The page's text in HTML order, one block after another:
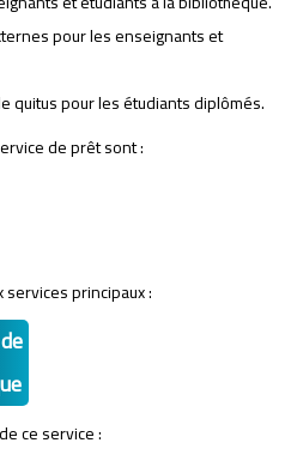
pour les enseignants et
quitus pour les étudiants diplômés.
de prêt sont :
principaux :
ce service :